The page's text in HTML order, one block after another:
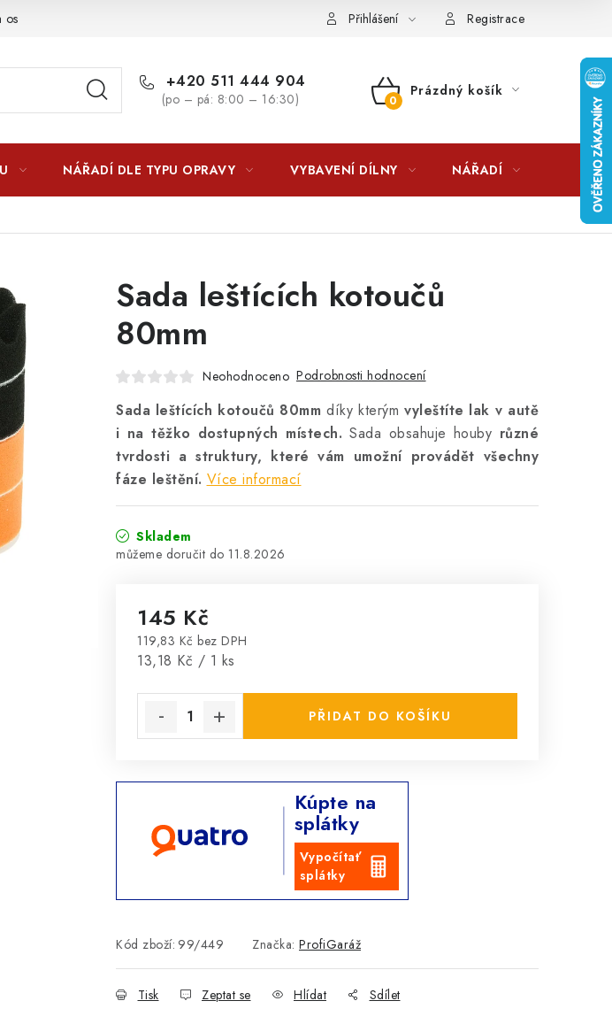
údajú LICENCE K FOTOGRAFIÍM Doplňkové služby
Přihlášení Registrace
+420 511 444 904
(po – pá: 8:00 – 16:30)
NÁKUPNÍ
Prázdný košík
NÁŘADÍ DLE TYPU OPRAVY VYBAVENÍ DÍLNY NÁŘADÍ
Sada leštících kotoučů
80mm
Neohodnoceno Podrobnosti hodnocení
Sada leštících kotoučů 80mm díky kterým vyleštíte lak v autě
i na těžko dostupných místech. Sada obsahuje houby různé
tvrdosti a struktury, které vám umožní provádět všechny
fáze leštění. Více informací
Skladem
11.8.2026
145 Kč
119,83 Kč bez DPH
Měrná cena:
13,18 Kč / 1 ks
PŘIDAT DO KOŠÍKU
Kúpte na
splátky
Vypočítať
splátky
Kód zboží: 99/449 Značka: ProfiGaráž
Tisk Zeptat se Hlídat Sdílet